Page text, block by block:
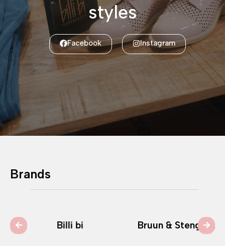
styles
Facebook Instagram
Brands
Billi bi Bruun & Stengade